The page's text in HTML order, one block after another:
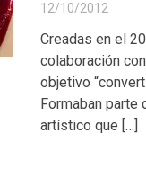
12/10/2012
Creadas en el
colaboración
objetivo
Formaban parte
artístico que […]